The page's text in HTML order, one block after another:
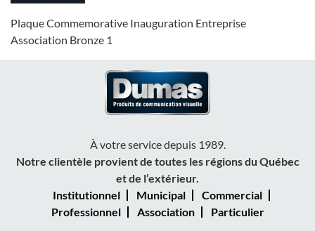
Plaque Commemorative Inauguration Entreprise
Association Bronze 1
À votre service depuis 1989.
Notre clientèle provient de toutes les régions du Québec
et de l’extérieur.
Institutionnel
Municipal
Commercial
Professionnel
Association Particulier